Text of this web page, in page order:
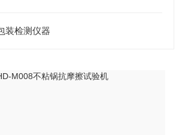
装检测仪器